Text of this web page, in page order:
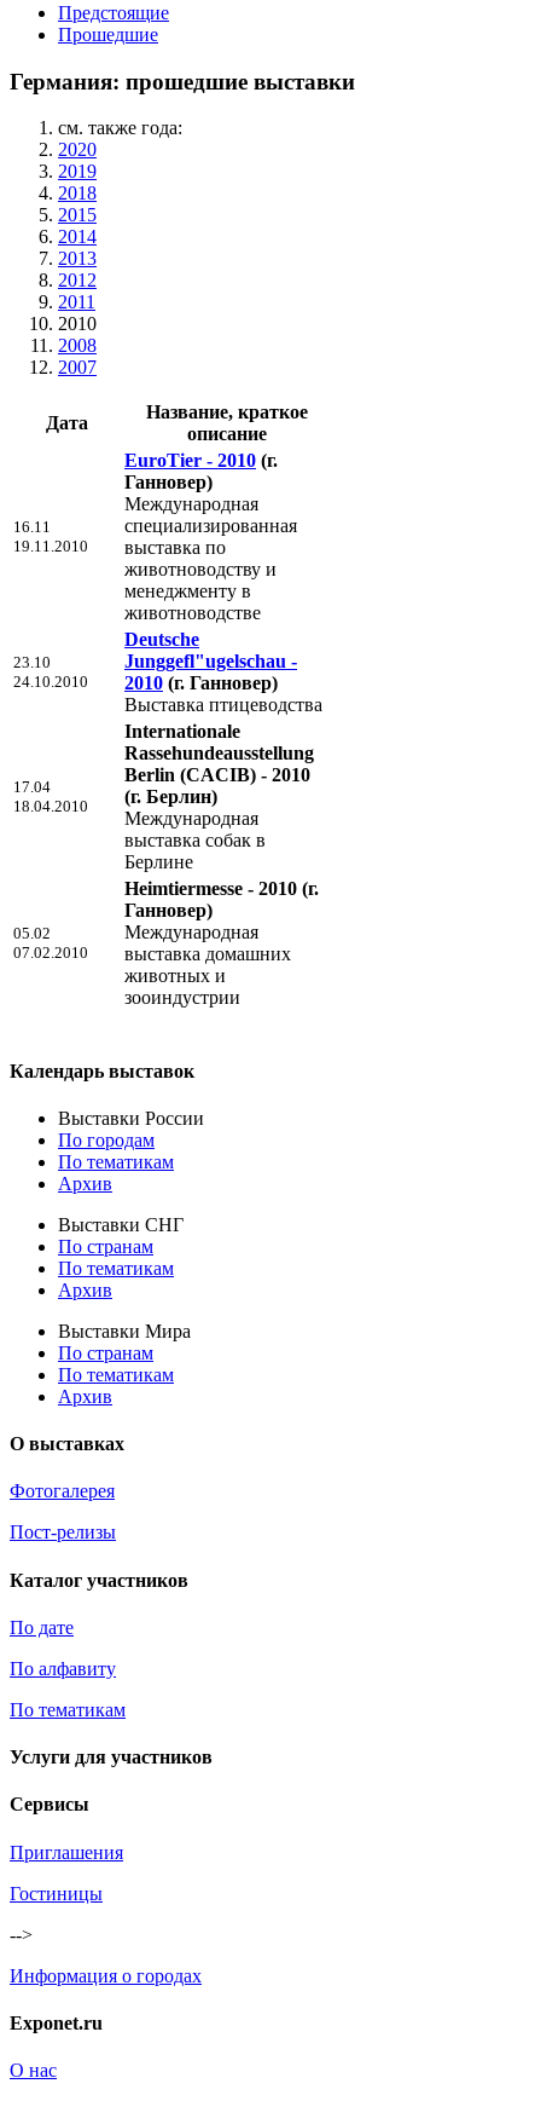
Предстоящие
Прошедшие
Германия: прошедшие выставки
см. также года:
2020
2019
2018
2015
2014
2013
2012
2011
2010
2008
2007
Дата
Название, краткое
описание
16.11
19.11.2010
EuroTier - 2010 (г.
Ганновер)
Международная
специализированная
выставка по
животноводству и
менеджменту в
животноводстве
23.10
24.10.2010
Deutsche
Junggefl"ugelschau -
2010 (г. Ганновер)
Выставка птицеводства
17.04
18.04.2010
Internationale
Rassehundeausstellung
Berlin (CACIB) - 2010
(г. Берлин)
Международная
выставка собак в
Берлине
05.02
07.02.2010
Heimtiermesse - 2010 (г.
Ганновер)
Международная
выставка домашних
животных и
зооиндустрии
Календарь выставок
Выставки России
По городам
По тематикам
Архив
Выставки СНГ
По странам
По тематикам
Архив
Выставки Мира
По странам
По тематикам
Архив
О выставках
Фотогалерея
Пост-релизы
Каталог участников
По дате
По алфавиту
По тематикам
Услуги для участников
Сервисы
Приглашения
Гостиницы
-->
Информация о городах
Exponet.ru
О нас